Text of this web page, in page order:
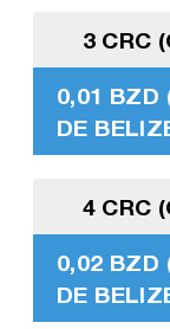
3 CRC
0,01 BZD
DE
4 CRC
0,02 BZD
DE